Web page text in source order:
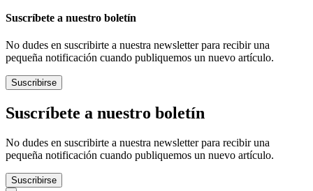
Suscríbete a nuestro boletín
No dudes en suscribirte a nuestra newsletter para recibir una
pequeña notificación cuando publiquemos un nuevo artículo.
Suscribirse
Suscríbete a nuestro boletín
No dudes en suscribirte a nuestra newsletter para recibir una
pequeña notificación cuando publiquemos un nuevo artículo.
Suscribirse